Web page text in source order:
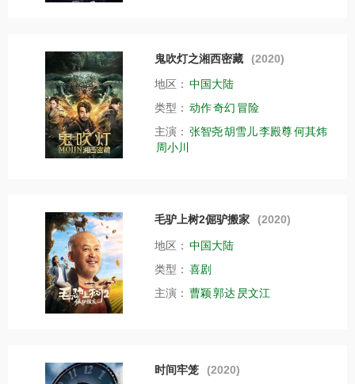
鬼吹灯之湘西密藏 (2020)
地区： 中国大陆
类型： 动作奇幻 冒险
主演： 张智尧胡雪儿李殿尊何其炜
周小川
毛驴上树2倔驴搬家 (2020)
地区： 中国大陆
类型： 喜剧
主演： 曹颖郭达 昃文江
时间牢笼 (2020)